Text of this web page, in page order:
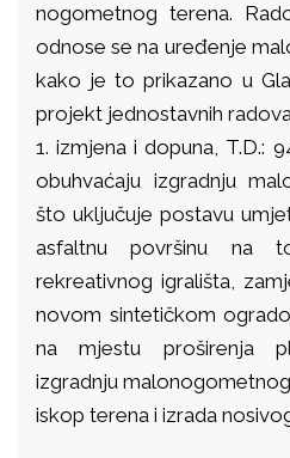
nogometnog terena.
odnose se na uređenje
kako je to prikazano u
projekt jednostavnih
1. izmjena i dopuna, T.D.:
obuhvaćaju izgradnju
što uključuje postavu
asfaltnu površinu na
rekreativnog igrališta,
novom sintetičkom
na mjestu proširenja
izgradnju
iskop terena i izrada